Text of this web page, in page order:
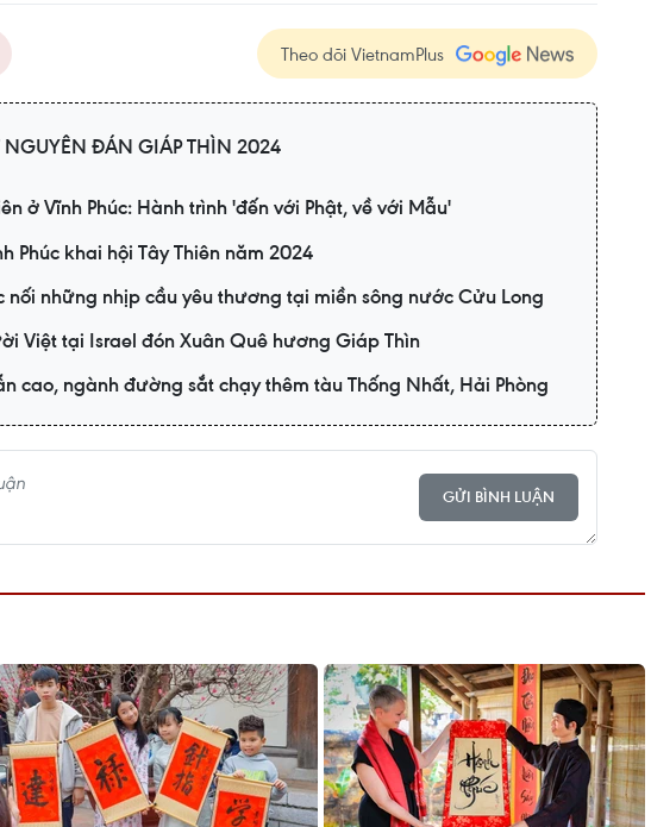
Theo dõi VietnamPlus
NGUYÊN ĐÁN GIÁP THÌN 2024
ở Vĩnh Phúc: Hành trình 'đến với Phật, về với Mẫu'
Phúc khai hội Tây Thiên năm 2024
nối những nhịp cầu yêu thương tại miền sông nước Cửu Long
Việt tại Israel đón Xuân Quê hương Giáp Thìn
cao, ngành đường sắt chạy thêm tàu Thống Nhất, Hải Phòng
GỬI BÌNH LUẬN